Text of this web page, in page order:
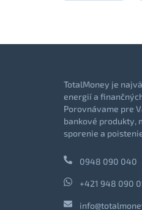
TotalMoney je
energií a
Porovnávame pre
bankové produkty,
sporenie a
0948 090 040
+421 948 090